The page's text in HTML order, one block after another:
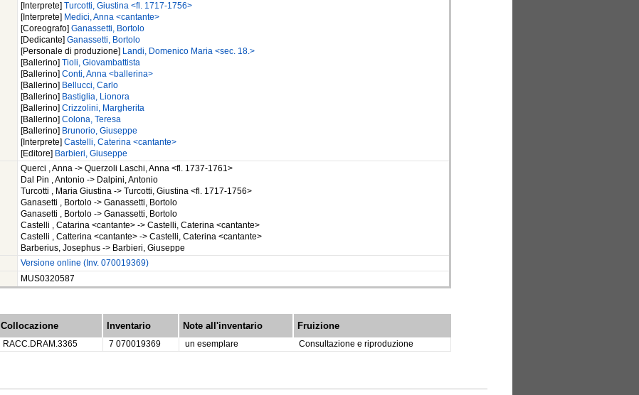
[Interprete]
Turcotti, Giustina <fl. 1717-1756>
[Interprete]
Medici, Anna <cantante>
[Coreografo] Ganassetti, Bortolo
[Dedicante] Ganassetti, Bortolo
[Personale di produzione]
Landi, Domenico Maria <sec. 18.>
[Ballerino]
Tioli, Giovambattista
[Ballerino] Conti, Anna <ballerina>
[Ballerino]
Bellucci, Carlo
[Ballerino]
Bastiglia, Lionora
[Ballerino] Crizzolini, Margherita
[Ballerino] Colona, Teresa
[Ballerino]
Brunorio, Giuseppe
[Interprete] Castelli, Caterina <cantante>
[Editore]
Barbieri, Giuseppe
Querci , Anna -> Querzoli Laschi, Anna <fl. 1737-1761>
Dal Pin , Antonio -> Dalpini, Antonio
Turcotti , Maria Giustina -> Turcotti, Giustina <fl. 1717-1756>
Ganasetti , Bortolo -> Ganassetti, Bortolo
Ganasetti , Bortolo -> Ganassetti, Bortolo
Castelli , Catarina <cantante> -> Castelli, Caterina <cantante>
Castelli , Catterina <cantante> -> Castelli, Caterina <cantante>
Barberius, Josephus -> Barbieri, Giuseppe
Versione online (Inv. 070019369)
MUS0320587
Collocazione Inventario Note all'inventario Fruizione
RACC.DRAM.3365 7 070019369 un esemplare Consultazione e riproduzione